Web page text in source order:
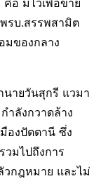
รบ.สรรพสามิต
มของกลาง
นายวันสุกรี แวมา
ำลังกวาดล้าง
องปัตตานี ซึ่ง
วมไปถึงการ
วกฎหมาย และไม่